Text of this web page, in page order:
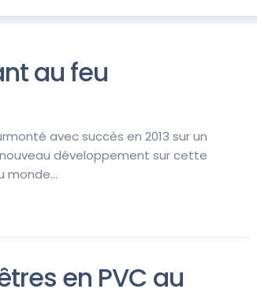
au feu
avec succès en 2013 sur un
nouveau développement sur cette
monde...
en PVC au